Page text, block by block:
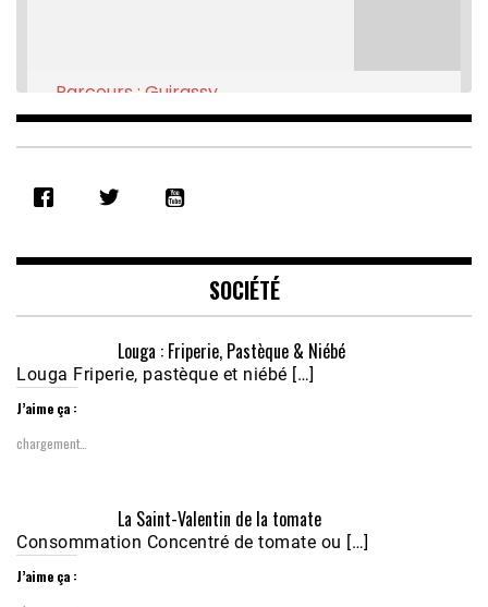
RSS FEED
EMBED
Parcours : Guirassy
Feb 16, 2021 • 28:08
Nobana (Podologue)
Feb 24, 2021 • 28mn
SOCIÉTÉ
Louga : Friperie, Pastèque & Niébé
Louga Friperie, pastèque et niébé […]
J’aime ça :
chargement…
La Saint-Valentin de la tomate
Consommation Concentré de tomate ou […]
J’aime ça :